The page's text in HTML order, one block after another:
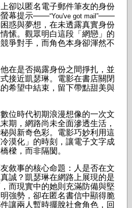
卻以匿名電子郵件筆友的身份
螢幕提示——“You've got mail”——
惑與夢想，在未透露真實身份
愫。觀眾明白這段「網戀」的
爭對手，而角色本身卻渾然不
在是否揭露身份之間掙扎，並
接近凱瑟琳。電影在書店關閉
希望中結束，留下帶點甜美與
數位時代初期浪漫想像的一次文
期，網路尚未全面滲透生活，
與新奇色彩。電影巧妙利用這
漠化」的時刻，讓電子文字成
樑，而非隔閡。
敘事的核心命題：人是否在文
誠？凱瑟琳在網路上展現的是
而現實中的她則充滿防備與堅
強勢，卻在匿名書信中顯得脆
讓兩人暫時擺脫社會角色，回